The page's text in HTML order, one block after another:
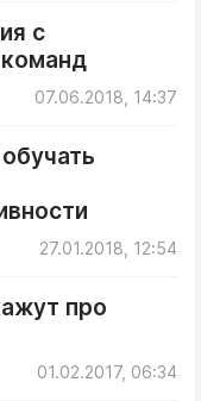
с
команд
07.06.2018, 14:37
27.01.2018, 12:54
про
01.02.2017, 06:34